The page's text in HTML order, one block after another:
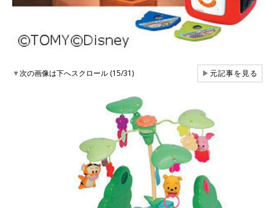
▼次の画像は下へスクロール (15/31) ▶元記事を見る